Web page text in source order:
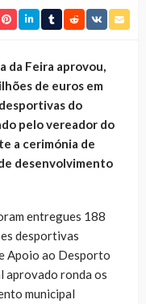
da Feira aprovou,
de euros em
do
pelo vereador do
a cerimónia de
desenvolvimento
entregues 188
desportivas
Apoio ao Desporto
aprovado ronda os
municipal